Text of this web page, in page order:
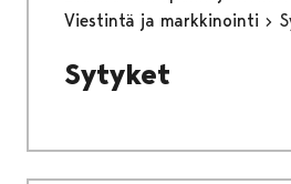
Viestintä ja markkinointi
Sytyket